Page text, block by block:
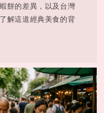
餅的差異，以及台灣
解這道經典美食的背